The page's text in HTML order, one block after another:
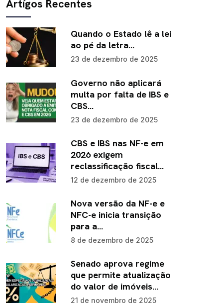
Artígos Recentes
Quando o Estado lê a lei
ao pé da letra…
23 de dezembro de 2025
Governo não aplicará
multa por falta de IBS e
CBS…
23 de dezembro de 2025
CBS e IBS nas NF-e em
2026 exigem
reclassificação fiscal…
12 de dezembro de 2025
Nova versão da NF-e e
NFC-e inicia transição
para a…
8 de dezembro de 2025
Senado aprova regime
que permite atualização
do valor de imóveis…
21 de novembro de 2025